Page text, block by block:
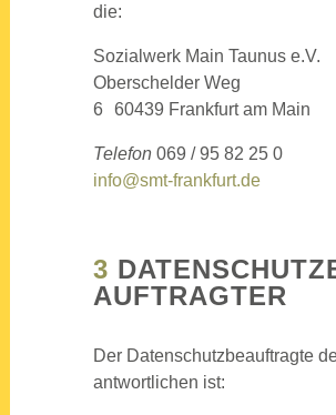
die:
Sozi­al­werk Main Tau­nus e.V.
Ober­schel­der Weg
6 60439 Frank­furt am Main
Tele­fon 069 / 95 82 25 0
info@smt-frankfurt.de
3
AUF­TRAG­TER
Der Daten­schutz­be­auf­trag­te
ant­wort­li­chen ist: